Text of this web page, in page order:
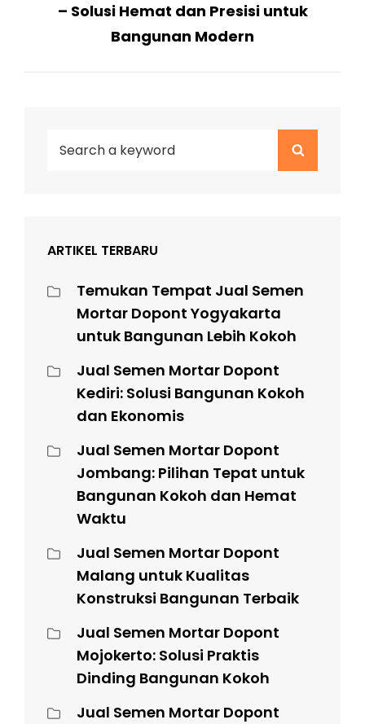
– Solusi Hemat dan Presisi untuk
Bangunan Modern
ARTIKEL TERBARU
Temukan Tempat Jual Semen
Mortar Dopont Yogyakarta
untuk Bangunan Lebih Kokoh
Jual Semen Mortar Dopont
Kediri: Solusi Bangunan Kokoh
dan Ekonomis
Jual Semen Mortar Dopont
Jombang: Pilihan Tepat untuk
Bangunan Kokoh dan Hemat
Waktu
Jual Semen Mortar Dopont
Malang untuk Kualitas
Konstruksi Bangunan Terbaik
Jual Semen Mortar Dopont
Mojokerto: Solusi Praktis
Dinding Bangunan Kokoh
Jual Semen Mortar Dopont